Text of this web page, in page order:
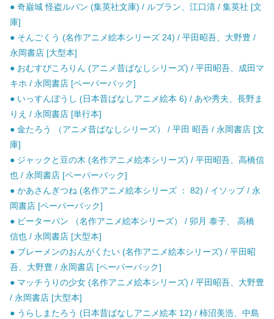
● 奇巌城 怪盗ルパン (集英社文庫) / ルブラン、江口清 / 集英社 [文
庫]
● そんごくう (名作アニメ絵本シリーズ 24) / 平田昭吾、大野豊 /
永岡書店 [大型本]
● おむすびころりん (アニメ昔ばなしシリーズ) / 平田昭吾、成田マ
キホ / 永岡書店 [ペーパーバック]
● いっすんぼうし (日本昔ばなしアニメ絵本 6) / あや秀夫、長野ま
りえ / 永岡書店 [単行本]
● 金たろう （アニメ昔ばなしシリーズ） / 平田 昭吾 / 永岡書店 [文
庫]
● ジャックと豆の木 (名作アニメ絵本シリーズ) / 平田昭吾、高橋信
也 / 永岡書店 [ペーパーバック]
● かあさんぎつね (名作アニメ絵本シリーズ ： 82) / イソップ / 永
岡書店 [ペーパーバック]
● ピーターパン （名作アニメ絵本シリーズ） / 卯月 泰子、 高橋
信也 / 永岡書店 [大型本]
● ブレーメンのおんがくたい (名作アニメ絵本シリーズ) / 平田昭
吾、大野豊 / 永岡書店 [ペーパーバック]
● マッチうりの少女 (名作アニメ絵本シリーズ) / 平田昭吾、大野豊
/ 永岡書店 [大型本]
● うらしまたろう (日本昔ばなしアニメ絵本 12) / 柿沼美浩、中島